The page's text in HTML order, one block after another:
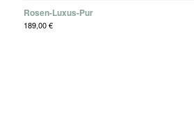
Rosen-Luxus-Pur
189,00€